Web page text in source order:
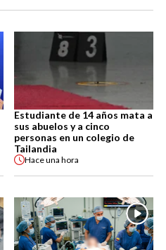
Estudiante de 14 años mata a
sus abuelos y a cinco
personas en un colegio de
Tailandia
Haceuna hora